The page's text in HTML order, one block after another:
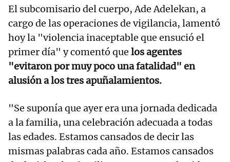
El subcomisario del cuerpo, Ade Adelekan, a
cargo de las operaciones de vigilancia, lamentó
hoy la "violencia inaceptable que ensució el
primer día" y comentó que los agentes
"evitaron por muy poco una fatalidad" en
alusión a los tres apuñalamientos.
"Se suponía que ayer era una jornada dedicada
a la familia, una celebración adecuada a todas
las edades. Estamos cansados de decir las
mismas palabras cada año. Estamos cansados